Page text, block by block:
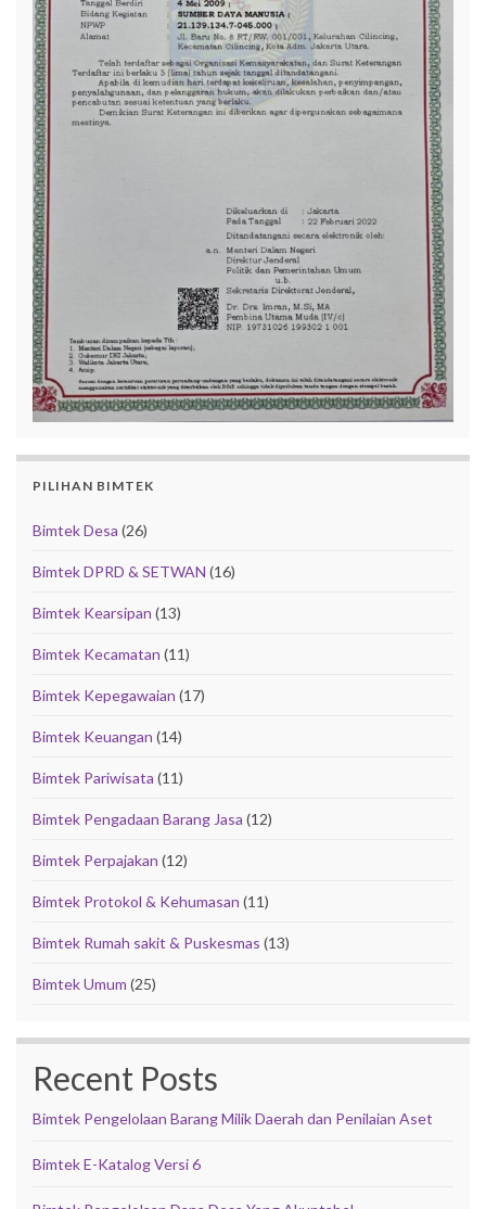
PILIHAN BIMTEK
Bimtek Desa (26)
Bimtek DPRD & SETWAN (16)
Bimtek Kearsipan (13)
Bimtek Kecamatan (11)
Bimtek Kepegawaian (17)
Bimtek Keuangan (14)
Bimtek Pariwisata (11)
Bimtek Pengadaan Barang Jasa (12)
Bimtek Perpajakan (12)
Bimtek Protokol & Kehumasan (11)
Bimtek Rumah sakit & Puskesmas (13)
Bimtek Umum (25)
Recent Posts
Bimtek Pengelolaan Barang Milik Daerah dan Penilaian Aset
Bimtek E-Katalog Versi 6